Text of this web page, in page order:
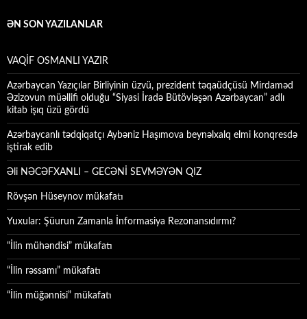
ƏN SON YAZILANLAR
VAQİF OSMANLI YAZIR
Azərbaycan Yazıçılar Birliyinin üzvü, prezident təqaüdçüsü Mirdaməd
Əzizovun müəllifi olduğu “Siyasi İradə Bütövləşən Azərbaycan” adlı
kitab işıq üzü gördü
Azərbaycanlı tədqiqatçı Aybəniz Haşımova beynəlxalq elmi konqresdə
iştirak edib
Əli NƏCƏFXANLI – GECƏNİ SEVMƏYƏN QIZ
Rövşən Hüseynov mükafatı
Yuxular: Şüurun Zamanla İnformasiya Rezonansıdırmı?
“İlin mühəndisi” mükafatı
“İlin rəssamı” mükafatı
“İlin müğənnisi” mükafatı